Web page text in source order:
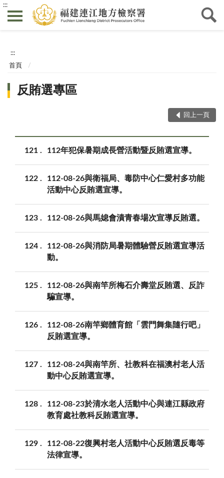
:::
:::
首頁
反賄選專區
回上一頁
121 112年犯保暑期成長營活動暨反賄選宣導。
122
112-08-26與衛福局、毒防中心仁愛村多功能
活動中心反賄選宣導。
123 112-08-26與馬媳會漬青春場次宣導反賄選。
124
112-08-26與消防局暑期體驗營反賄選宣導活
動。
125
112-08-26與南竿所梅石介壽堂反賄選、反詐
騙宣導。
126
112-08-26南竿鄉體育館「雲門舞集隨行吧」
反賄選宣導。
127
112-08-24與南竿所、社教科在福澳村老人活
動中心反賄選宣導。
128
112-08-23於清水老人活動中心與連江縣政府
教育處社教科反賄選宣導。
129
112-08-22復興村老人活動中心反賄選反毒等
法律宣導。